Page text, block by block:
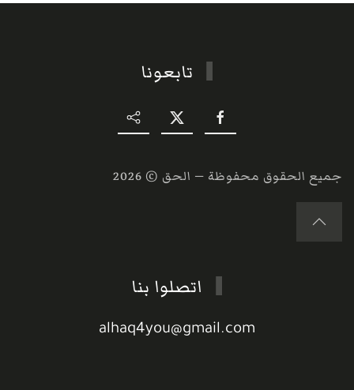
تابعونا
جميع الحقوق محفوظة — الحق © 2026
اتصلوا بنا
alhaq4you@gmail.com